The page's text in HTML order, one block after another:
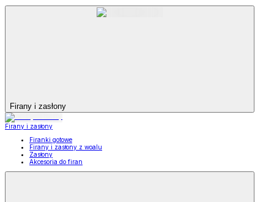
Firany i zasłony
Firany i zasłony
Firanki gotowe
Firany i zasłony z woalu
Zasłony
Akcesoria do firan